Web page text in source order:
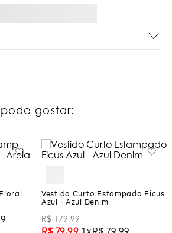
gostar:
Vestido Curto Estampado Ficus
Azul - Azul Denim
R$ 179,99